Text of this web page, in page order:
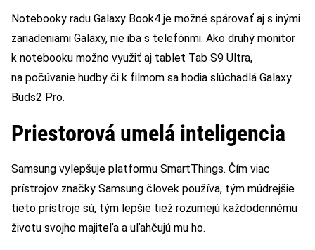
Notebooky radu Galaxy Book4 je možné spárovať aj s inými
zariadeniami Galaxy, nie iba s telefónmi. Ako druhý monitor
k notebooku možno využiť aj tablet Tab S9 Ultra,
na počúvanie hudby či k filmom sa hodia slúchadlá Galaxy
Buds2 Pro.
Priestorová umelá inteligencia
Samsung vylepšuje platformu SmartThings. Čím viac
prístrojov značky Samsung človek používa, tým múdrejšie
tieto prístroje sú, tým lepšie tiež rozumejú každodennému
životu svojho majiteľa a uľahčujú mu ho.